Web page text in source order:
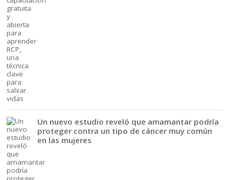
Un nuevo estudio reveló que amamantar podría
proteger contra un tipo de cáncer muy común
en las mujeres